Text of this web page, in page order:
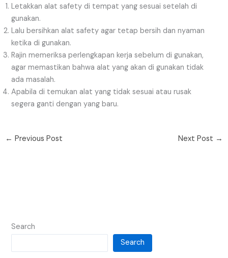
Letakkan alat safety di tempat yang sesuai setelah di
gunakan.
Lalu bersihkan alat safety agar tetap bersih dan nyaman
ketika di gunakan.
Rajin memeriksa perlengkapan kerja sebelum di gunakan,
agar memastikan bahwa alat yang akan di gunakan tidak
ada masalah.
Apabila di temukan alat yang tidak sesuai atau rusak
segera ganti dengan yang baru.
← Previous Post Next Post →
Search
Search